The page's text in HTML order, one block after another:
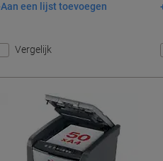
In winkelwagen
Aan een lijst toevoegen
Vergelijk